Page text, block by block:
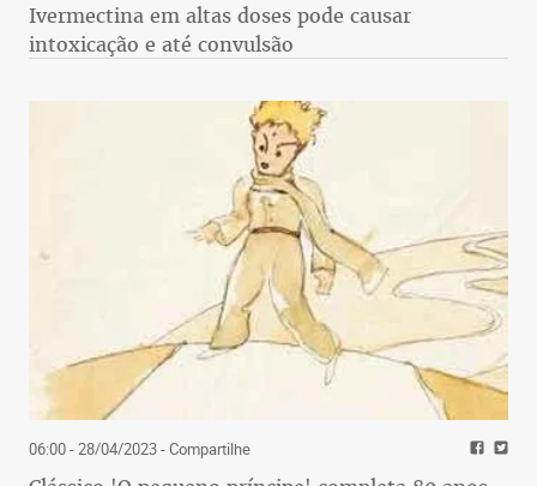
Ivermectina em altas doses pode causar
intoxicação e até convulsão
06:00 - 28/04/2023- Compartilhe